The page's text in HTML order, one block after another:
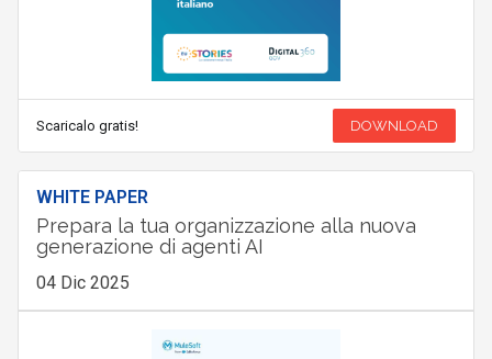
Scaricalo gratis! DOWNLOAD
WHITE PAPER
Prepara la tua organizzazione alla nuova
generazione di agenti AI
04 Dic 2025